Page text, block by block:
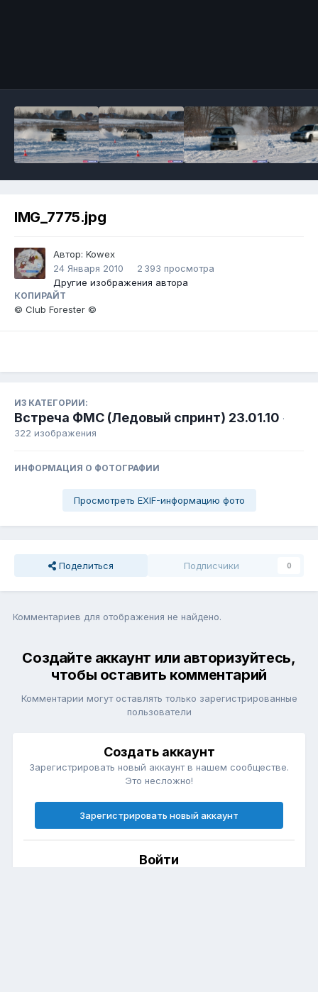
IMG_7775.jpg
Автор: Kowex
24 Января 2010
2 393 просмотра
Другие изображения автора
КОПИРАЙТ
© Club Forester ©
ИЗ КАТЕГОРИИ:
Встреча ФМС (Ледовый спринт) 23.01.10 ·
322 изображения
ИНФОРМАЦИЯ О ФОТОГРАФИИ
Просмотреть EXIF-информацию фото
Поделиться Подписчики 0
Комментариев для отображения не найдено.
Создайте аккаунт или авторизуйтесь,
чтобы оставить комментарий
Комментарии могут оставлять только зарегистрированные
пользователи
Создать аккаунт
Зарегистрировать новый аккаунт в нашем сообществе.
Это несложно!
Зарегистрировать новый аккаунт
Войти